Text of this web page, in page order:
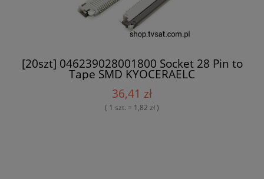
[20szt] 046239028001800 Socket 28 Pin to
Tape SMD KYOCERAELC
36,41 zł
( 1 szt. = 1,82 zł )